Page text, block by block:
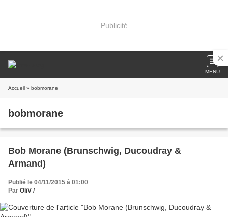
Publicité
MENU
Accueil » bobmorane
bobmorane
Bob Morane (Brunschwig, Ducoudray &
Armand)
Publié le 04/11/2015 à 01:00
Par OliV /